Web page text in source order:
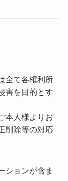
全て各権利所
害を目的とす
本人様よりお
削除等の対応
ションが含ま